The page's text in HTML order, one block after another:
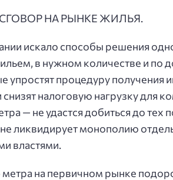
НА РЫНКЕ ЖИЛЬЯ.
искало способы решения
в нужном количестве и
упростят процедуру получения
налоговую нагрузку
— не удастся добиться до
ликвидирует монополию
властями.
метра на первичном рынке